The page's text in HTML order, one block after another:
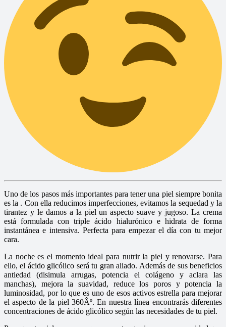
Uno de los pasos más importantes para tener una piel siempre bonita
es la . Con ella reducimos imperfecciones, evitamos la sequedad y la
tirantez y le damos a la piel un aspecto suave y jugoso. La crema
está formulada con triple ácido hialurónico e hidrata de forma
instantánea e intensiva. Perfecta para empezar el dí­a con tu mejor
cara.
La noche es el momento ideal para nutrir la piel y renovarse. Para
ello, el ácido glicólico será tu gran aliado. Además de sus beneficios
antiedad (disimula arrugas, potencia el colágeno y aclara las
manchas), mejora la suavidad, reduce los poros y potencia la
luminosidad, por lo que es uno de esos activos estrella para mejorar
el aspecto de la piel 360Âº. En nuestra lí­nea encontrarás diferentes
concentraciones de ácido glicólico según las necesidades de tu piel.